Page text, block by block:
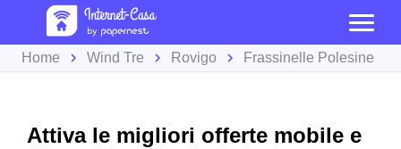
Home Wind Tre Rovigo Frassinelle Polesine